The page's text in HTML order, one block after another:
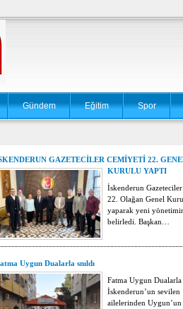
Gündem Eğitim Spor
GAZETECİLER CEMİYETİ 22.
KURULU YAPTI
İskenderun
22. Olağan Genel
yaparak yeni
belirledi. Başkan…
Uygun Dualarla snıldı
Fatma Uygun Dualarla
İskenderun’un sevilen
ailelerinden Uygun’un